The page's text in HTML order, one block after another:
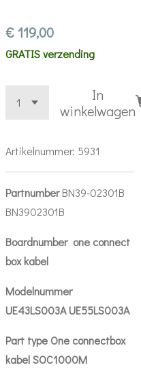
€ 119,00
GRATIS verzending
In
winkelwagen
Artikelnummer: 5931
PartnumberBN39-02301B
BN3902301B
Boardnumber one connect
box kabel
Modelnummer
UE43LS003A UE55LS003A
Part type One connectbox
kabel SOC1000M